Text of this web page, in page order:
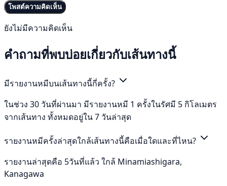
โพสต์ความคิดเห็น
ยังไม่มีความคิดเห็น
คำถามที่พบบ่อยเกี่ยวกับเส้นทางนี้
มีรายงานหมีบนเส้นทางนี้กี่ครั้ง?
ในช่วง 30 วันที่ผ่านมา มีรายงานหมี 1 ครั้งในรัศมี 5 กิโลเมตร
จากเส้นทาง ทั้งหมดอยู่ใน 7 วันล่าสุด
รายงานหมีครั้งล่าสุดใกล้เส้นทางนี้คือเมื่อใดและที่ไหน?
รายงานล่าสุดคือ 5วันที่แล้ว ใกล้ Minamiashigara,
Kanagawa